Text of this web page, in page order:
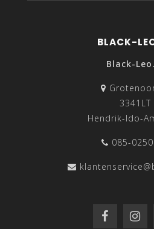
BLACK-
Black-
3341LT
Hendrik-Ido-
085-